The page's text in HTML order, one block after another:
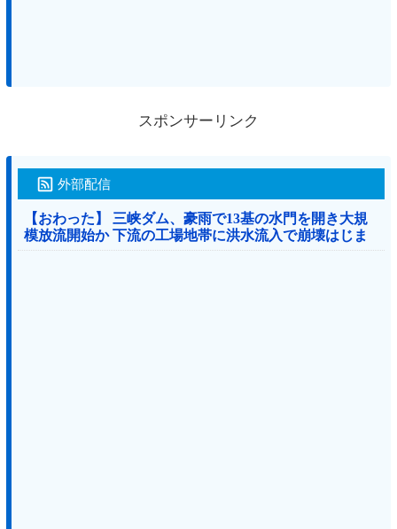
スポンサーリンク
外部配信
【おわった】 三峡ダム、豪雨で13基の水門を開き大規
模放流開始か 下流の工場地帯に洪水流入で崩壊はじま
る